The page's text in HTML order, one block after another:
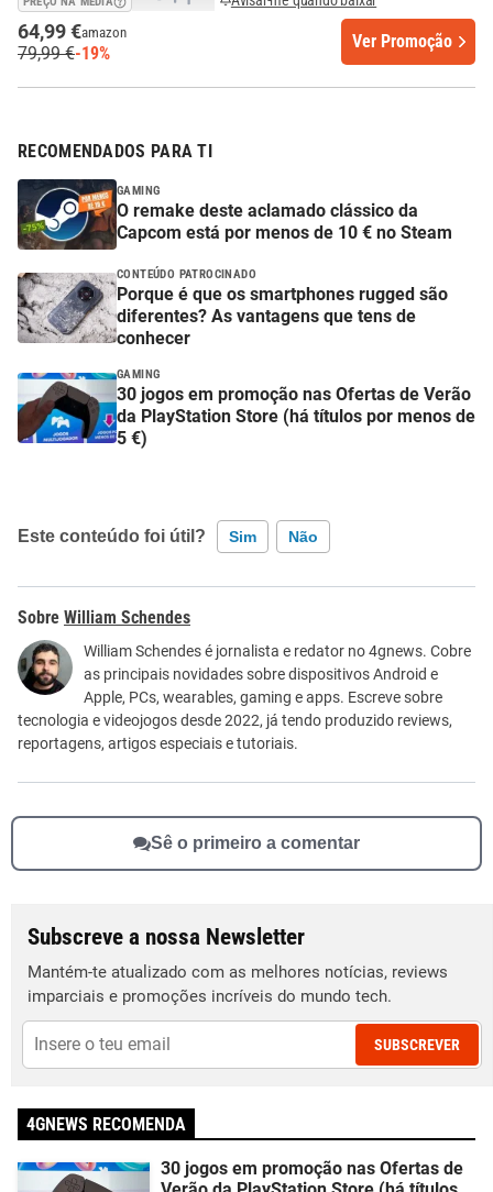
64,99 €amazon
79,99 €-19%
Ver Promoção
RECOMENDADOS PARA TI
GAMING
O remake deste aclamado clássico da
Capcom está por menos de 10 € no Steam
CONTEÚDO PATROCINADO
Porque é que os smartphones rugged são
diferentes? As vantagens que tens de
conhecer
GAMING
30 jogos em promoção nas Ofertas de Verão
da PlayStation Store (há títulos por menos de
5 €)
Este conteúdo foi útil? Sim Não
Este conteúdo contém informação incorreta
Este conteúdo não tem a informação que procuro
Outro
William Schendes
William Schendes é jornalista e redator no 4gnews. Cobre
as principais novidades sobre dispositivos Android e
Apple, PCs, wearables, gaming e apps. Escreve sobre
tecnologia e videojogos desde 2022, já tendo produzido reviews,
reportagens, artigos especiais e tutoriais.
Sê o primeiro a comentar
Subscreve a nossa Newsletter
Mantém-te atualizado com as melhores notícias, reviews
imparciais e promoções incríveis do mundo tech.
SUBSCREVER
4GNEWS RECOMENDA
30 jogos em promoção nas Ofertas de